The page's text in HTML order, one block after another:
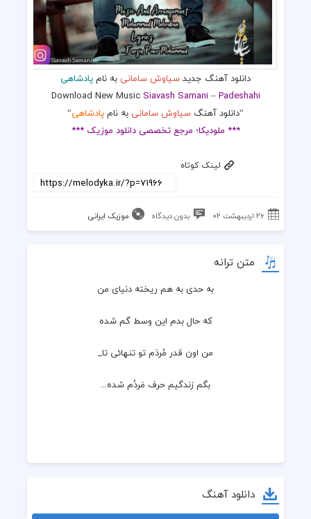
دانلود آهنگ جدیدسیاوش سامانی به نامپادشاهی
Download New MusicSiavash Samani–Padeshahi
“دانلود آهنگ سیاوش سامانی به نامپادشاهی“
*** ملودیکا؛ مرجع تخصصی دانلود موزیک ***
لینک کوتاه
۲۶ اردیبهشت ۰۲ بدون دیدگاه موزیک ایرانی
متن ترانه
به حدی به هم ریخته دنیای من
که حال بدم این وسط گم شده
من اون قدر مُردَم تو تنهائی تا_
بگم‌ زندگیم حرف مَردُم شده...
واسه دیدن عشق با یه نگاه
دانلود آهنگ